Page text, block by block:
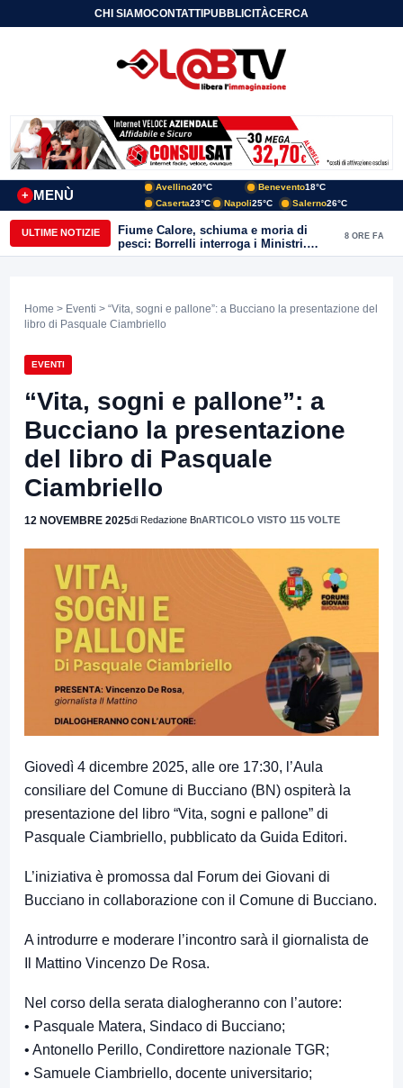
CHI SIAMOCONTATTIPUBBLICITÀCERCA
MENÙ
+
Avellino20°C Benevento18°C
Caserta23°C Napoli25°C Salerno26°C
ULTIME NOTIZIE
Fiume Calore, schiuma e moria di
pesci: Borrelli interroga i Ministri.
“Benevento paga l’assenza del
8 ORE FA
Home > Eventi > “Vita, sogni e pallone”: a Bucciano la presentazione del
libro di Pasquale Ciambriello
EVENTI
“Vita, sogni e pallone”: a
Bucciano la presentazione
del libro di Pasquale
Ciambriello
12 NOVEMBRE 2025di Redazione BnARTICOLO VISTO 115 VOLTE
Giovedì 4 dicembre 2025, alle ore 17:30, l’Aula
consiliare del Comune di Bucciano (BN) ospiterà la
presentazione del libro “Vita, sogni e pallone” di
Pasquale Ciambriello, pubblicato da Guida Editori.
L’iniziativa è promossa dal Forum dei Giovani di
Bucciano in collaborazione con il Comune di Bucciano.
A introdurre e moderare l’incontro sarà il giornalista de
Il Mattino Vincenzo De Rosa.
Nel corso della serata dialogheranno con l’autore:
• Pasquale Matera, Sindaco di Bucciano;
• Antonello Perillo, Condirettore nazionale TGR;
• Samuele Ciambriello, docente universitario;